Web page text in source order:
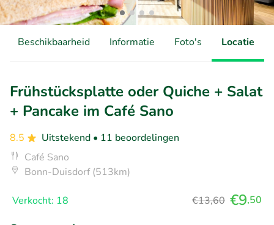
Beschikbaarheid Informatie Foto's Locatie
Frühstücksplatte oder Quiche + Salat
+ Pancake im Café Sano
8.5 Uitstekend • 11 beoordelingen
Café Sano
Bonn-Duisdorf (513km)
Verkocht: 18 €13,60 €9,50